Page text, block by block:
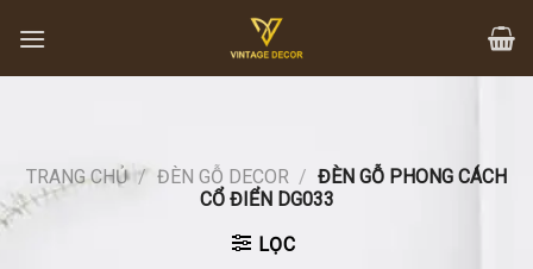
content
TRANG CHỦ / ĐÈN GỖ DECOR / ĐÈN GỖ PHONG CÁCH
CỔ ĐIỂN DG033
LỌC